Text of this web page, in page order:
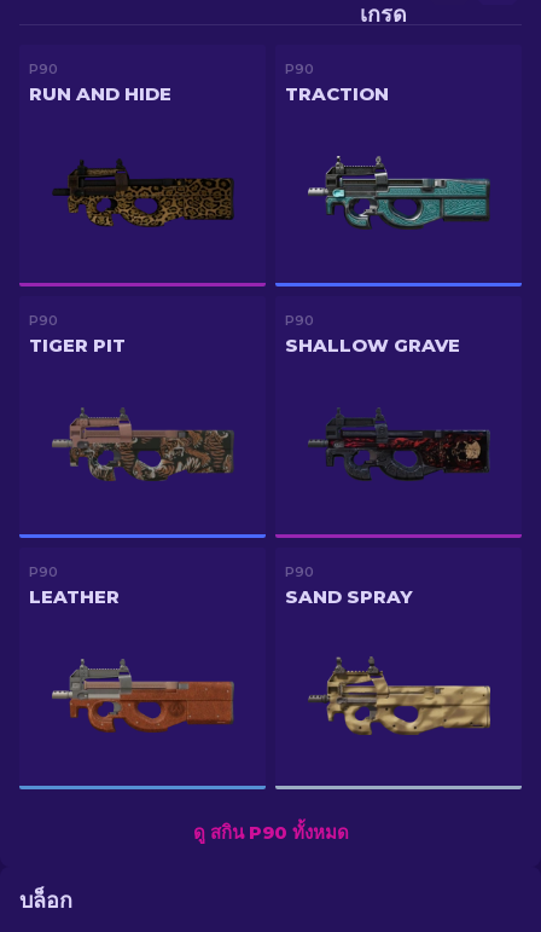
เกรด
P90
RUN AND HIDE
P90
TRACTION
P90
TIGER PIT
P90
SHALLOW GRAVE
P90
LEATHER
P90
SAND SPRAY
ดู สกิน P90 ทั้งหมด
บล็อก